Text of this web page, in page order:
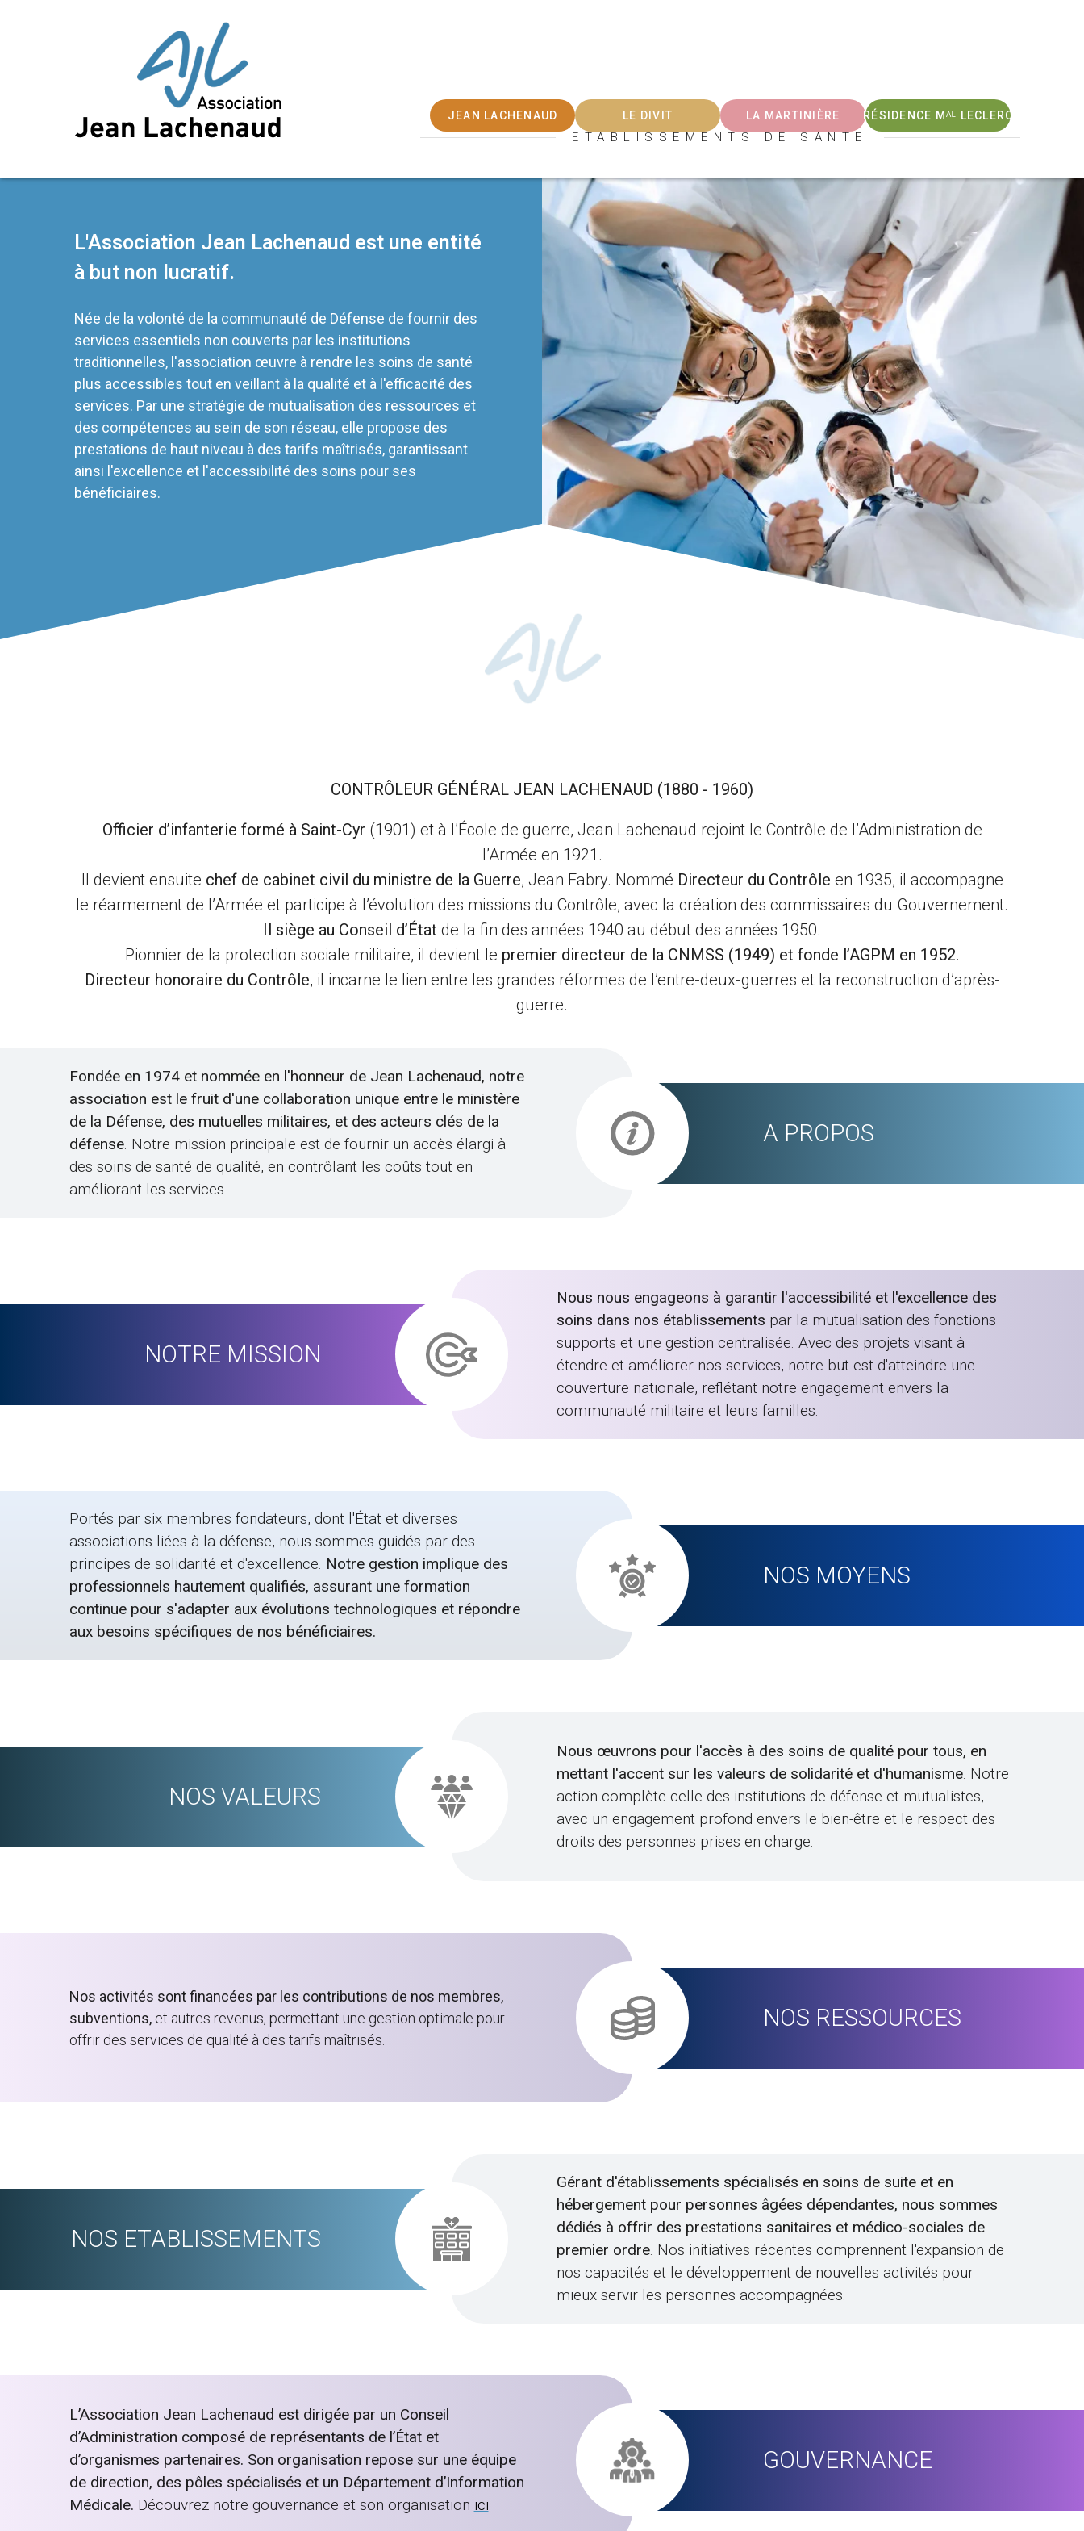
JEAN LACHENAUD LE DIVIT LA MARTINIÈRE RÉSIDENCE Mᴬᴸ LECLERC
ETABLISSEMENTS DE SANTE
L'Association Jean Lachenaud est une entité
à but non lucratif.
Née de la volonté de la communauté de Défense de fournir des
services essentiels non couverts par les institutions
traditionnelles, l'association œuvre à rendre les soins de santé
plus accessibles tout en veillant à la qualité et à l'efficacité des
services. Par une stratégie de mutualisation des ressources et
des compétences au sein de son réseau, elle propose des
prestations de haut niveau à des tarifs maîtrisés, garantissant
ainsi l'excellence et l'accessibilité des soins pour ses
bénéficiaires.
CONTRÔLEUR GÉNÉRAL JEAN LACHENAUD (1880 - 1960)
Officier d’infanterie formé à Saint-Cyr (1901) et à l’École de guerre, Jean Lachenaud rejoint le Contrôle de l’Administration de
l’Armée en 1921.
Il devient ensuite chef de cabinet civil du ministre de la Guerre, Jean Fabry. Nommé Directeur du Contrôle en 1935, il accompagne
le réarmement de l’Armée et participe à l’évolution des missions du Contrôle, avec la création des commissaires du Gouvernement.
Il siège au Conseil d’État de la fin des années 1940 au début des années 1950.
Pionnier de la protection sociale militaire, il devient le premier directeur de la CNMSS (1949) et fonde l’AGPM en 1952.
Directeur honoraire du Contrôle, il incarne le lien entre les grandes réformes de l’entre-deux-guerres et la reconstruction d’après-
guerre.
Fondée en 1974 et nommée en l'honneur de Jean Lachenaud, notre
association est le fruit d'une collaboration unique entre le ministère
de la Défense, des mutuelles militaires, et des acteurs clés de la
défense. Notre mission principale est de fournir un accès élargi à
des soins de santé de qualité, en contrôlant les coûts tout en
améliorant les services.
A PROPOS
Nous nous engageons à garantir l'accessibilité et l'excellence des
soins dans nos établissements par la mutualisation des fonctions
supports et une gestion centralisée. Avec des projets visant à
étendre et améliorer nos services, notre but est d'atteindre une
couverture nationale, reflétant notre engagement envers la
communauté militaire et leurs familles.
NOTRE MISSION
Portés par six membres fondateurs, dont l'État et diverses
associations liées à la défense, nous sommes guidés par des
principes de solidarité et d'excellence. Notre gestion implique des
professionnels hautement qualifiés, assurant une formation
continue pour s'adapter aux évolutions technologiques et répondre
aux besoins spécifiques de nos bénéficiaires.
NOS MOYENS
Nous œuvrons pour l'accès à des soins de qualité pour tous, en
mettant l'accent sur les valeurs de solidarité et d'humanisme. Notre
action complète celle des institutions de défense et mutualistes,
avec un engagement profond envers le bien-être et le respect des
droits des personnes prises en charge.
NOS VALEURS
Nos activités sont financées par les contributions de nos membres,
subventions,et autres revenus, permettant une gestion optimale pour
offrir des services de qualité à des tarifs maîtrisés.
NOS RESSOURCES
Gérant d'établissements spécialisés en soins de suite et en
hébergement pour personnes âgées dépendantes, nous sommes
dédiés à offrir des prestations sanitaires et médico-sociales de
premier ordre. Nos initiatives récentes comprennent l'expansion de
nos capacités et le développement de nouvelles activités pour
mieux servir les personnes accompagnées.
NOS ETABLISSEMENTS
L’Association Jean Lachenaud est dirigée par un Conseil
d’Administration composé de représentants de l’État et
d’organismes partenaires. Son organisation repose sur une équipe
de direction, des pôles spécialisés et un Département d’Information
Médicale. Découvrez notre gouvernance et son organisation ici
GOUVERNANCE